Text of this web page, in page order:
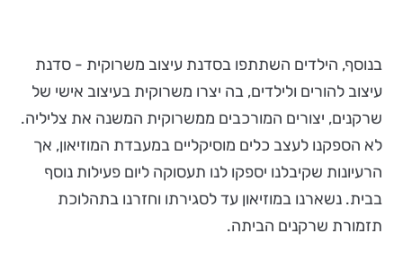
בנוסף, הילדים השתתפו בסדנת עיצוב משרוקית - סדנת
עיצוב להורים ולילדים, בה יצרו משרוקית בעיצוב אישי של
שרקנים, יצורים המורכבים ממשרוקית המשנה את צליליה.
לא הספקנו לעצב כלים מוסיקליים במעבדת המוזיאון, אך
הרעיונות שקיבלנו יספקו לנו תעסוקה ליום פעילות נוסף
בבית. נשארנו במוזיאון עד לסגירתו וחזרנו בתהלוכת
תזמורת שרקנים הביתה.